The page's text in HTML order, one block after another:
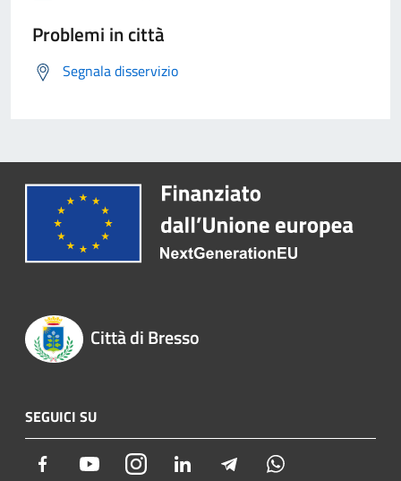
Problemi in città
Segnala disservizio
Città di Bresso
SEGUICI SU
Facebook YoutubeInstagram LinkedIn Telegram